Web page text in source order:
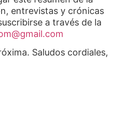
entrevistas y crónicas
a través de la
Saludos cordiales,